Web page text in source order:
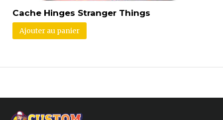
Cache Hinges Stranger Things
Ajouter au panier